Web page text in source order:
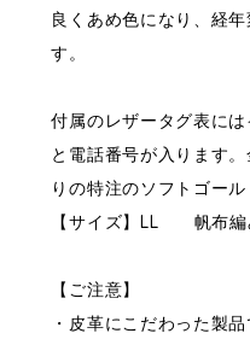
良くあめ色になり、経
す。
付属のレザータグ表に
と電話番号が入ります
りの特注のソフトゴール
【サイズ】LL 帆布
【ご注意】
・皮革にこだわった製